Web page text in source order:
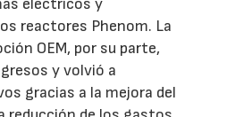
eléctricos y
reactores Phenom. La
OEM, por su parte,
y volvió a
gracias a la mejora del